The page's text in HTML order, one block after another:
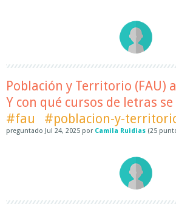
Población y Territorio (FAU)
Y con qué cursos de letras
#fau
#poblacion-y-
preguntado Jul 24, 2025 por Camila Ruidias (25